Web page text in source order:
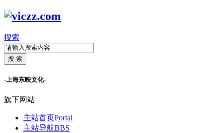
搜索
搜 索
-上海东映文化-
旗下网站
主站首页Portal
主站导航BBS